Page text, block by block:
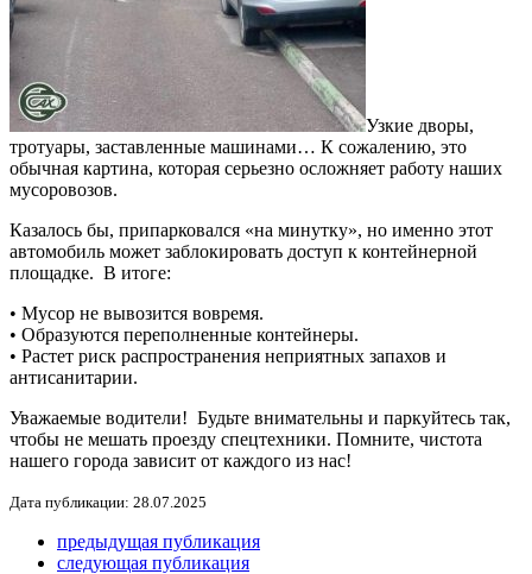
Узкие дворы,
тротуары, заставленные машинами… К сожалению, это
обычная картина, которая серьезно осложняет работу наших
мусоровозов.
Казалось бы, припарковался «на минутку», но именно этот
автомобиль может заблокировать доступ к контейнерной
площадке. В итоге:
• Мусор не вывозится вовремя.
• Образуются переполненные контейнеры.
• Растет риск распространения неприятных запахов и
антисанитарии.
Уважаемые водители! Будьте внимательны и паркуйтесь так,
чтобы не мешать проезду спецтехники. Помните, чистота
нашего города зависит от каждого из нас!
Дата публикации: 28.07.2025
предыдущая публикация
следующая публикация